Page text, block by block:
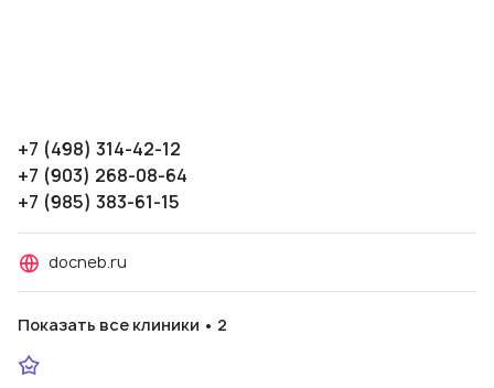
+7 (498) 314-42-12
+7 (903) 268-08-64
+7 (985) 383-61-15
docneb.ru
Показать все клиники • 2